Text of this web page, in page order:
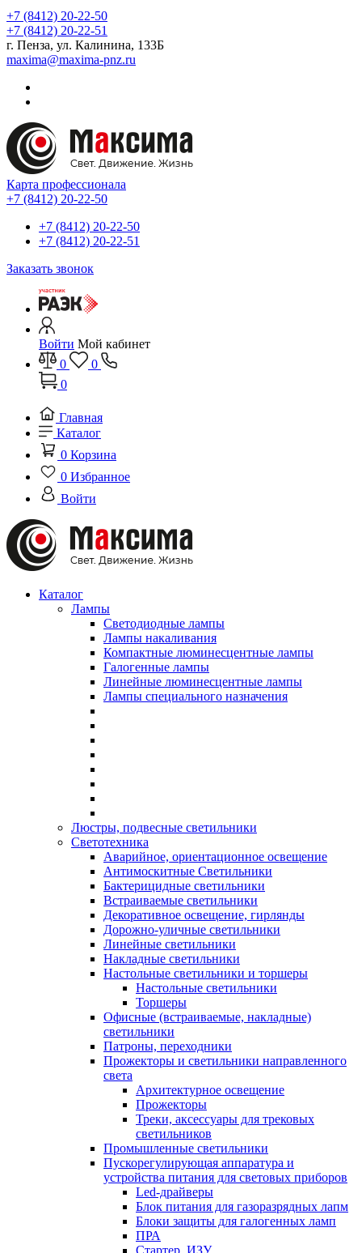
+7 (8412) 20-22-50
+7 (8412) 20-22-51
г. Пенза, ул. Калинина, 133Б
maxima@maxima-pnz.ru
Карта профессионала
+7 (8412) 20-22-50
+7 (8412) 20-22-50
+7 (8412) 20-22-51
Заказать звонок
Войти Мой кабинет
0
0
0
Главная
Каталог
0 Корзина
0 Избранное
Войти
Каталог
Лампы
Светодиодные лампы
Лампы накаливания
Компактные люминесцентные лампы
Галогенные лампы
Линейные люминесцентные лампы
Лампы специального назначения
Люстры, подвесные светильники
Светотехника
Аварийное, ориентационное освещение
Антимоскитные Светильники
Бактерицидные светильники
Встраиваемые светильники
Декоративное освещение, гирлянды
Дорожно-уличные светильники
Линейные светильники
Накладные светильники
Настольные светильники и торшеры
Настольные светильники
Торшеры
Офисные (встраиваемые, накладные)
светильники
Патроны, переходники
Прожекторы и светильники направленного
света
Архитектурное освещение
Прожекторы
Треки, аксессуары для трековых
светильников
Промышленные светильники
Пускорегулирующая аппаратура и
устройства питания для световых приборов
Led-драйверы
Блок питания для газоразрядных лапм
Блоки защиты для галогенных ламп
ПРА
Стартер, ИЗУ